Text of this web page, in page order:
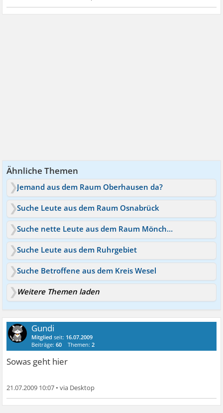
Ähnliche Themen
Jemand aus dem Raum Oberhausen da?
Suche Leute aus dem Raum Osnabrück
Suche nette Leute aus dem Raum Mönchengladbach
Suche Leute aus dem Ruhrgebiet
Suche Betroffene aus dem Kreis Wesel
Weitere Themen laden
Gundi
Mitglied seit: 16.07.2009
Beiträge:60 Themen:2
Sowas geht hier
21.07.2009 10:07 •